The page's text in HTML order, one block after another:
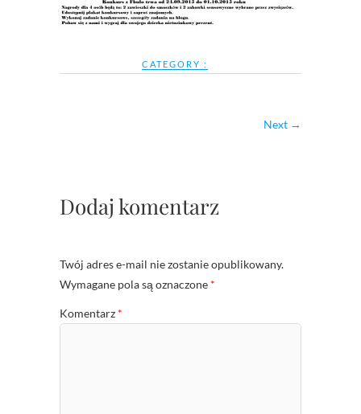
CATEGORY :
Next →
Dodaj komentarz
Twój adres e-mail nie zostanie opublikowany.
Wymagane pola są oznaczone *
Komentarz *